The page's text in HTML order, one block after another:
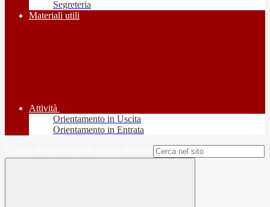
Segreteria
Materiali utili
Attività
Orientamento in Uscita
Orientamento in Entrata